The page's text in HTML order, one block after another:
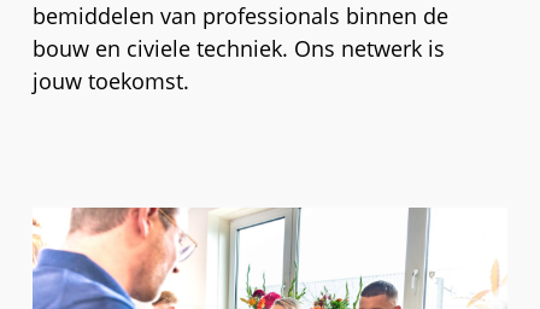
bemiddelen van professionals binnen de
bouw en civiele techniek. Ons netwerk is
jouw toekomst.